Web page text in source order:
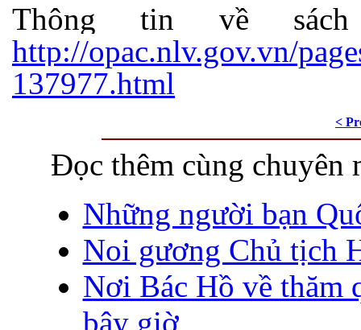
Thông tin về
http://opac.nlv.gov.vn/
137977.html
<
Đọc thêm cùng chuyên
Những người bạn
Noi gương Chủ tịch
Nơi Bác Hồ về thăm
bây giờ